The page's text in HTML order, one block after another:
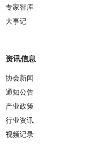
专家智库
大事记
资讯信息
协会新闻
通知公告
产业政策
行业资讯
视频记录